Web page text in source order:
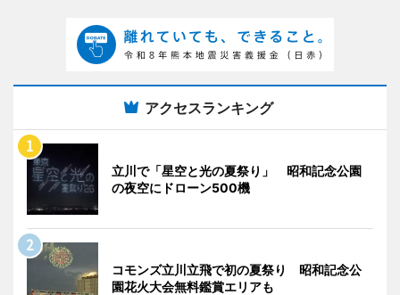
アクセスランキング
立川で「星空と光の夏祭り」 昭和記念公園
の夜空にドローン500機
コモンズ立川立飛で初の夏祭り 昭和記念公
園花火大会無料鑑賞エリアも